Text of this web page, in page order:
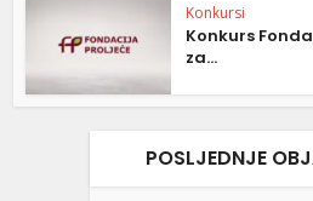
Konkursi
Konkurs
za...
POSLJEDNJE